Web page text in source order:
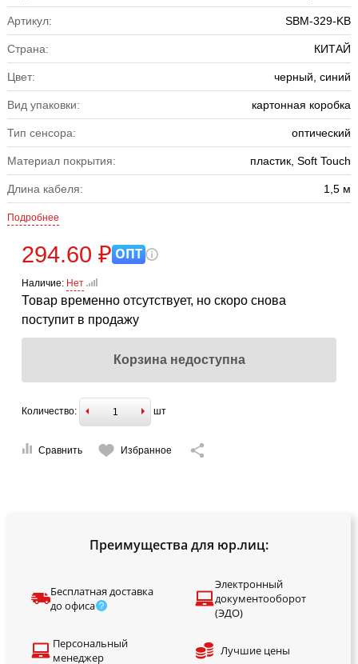
Артикул: SBM-329-KB
Страна: КИТАЙ
Цвет: черный, синий
Вид упаковки: картонная коробка
Тип сенсора: оптический
Материал покрытия: пластик, Soft Touch
Длина кабеля: 1,5 м
Подробнее
294.60 ₽ ОПТ
Наличие: Нет
Товар временно отсутствует, но скоро снова
поступит в продажу
Корзина недоступна
Количество: шт
Сравнить Избранное
Преимущества для юр.лиц:
Бесплатная доставка
до офиса
Электронный
документооборот
(ЭДО)
Персональный
менеджер
Лучшие цены